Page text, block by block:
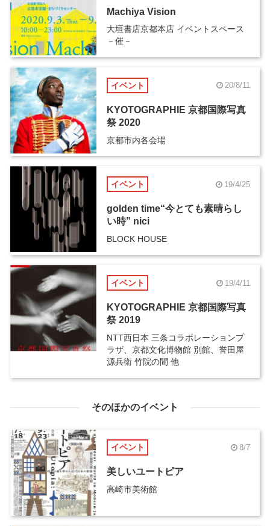
Machiya Vision
大垣書店京都本店 イベントスペース
－催－
イベント 20/8/11
KYOTOGRAPHIE 京都国際写真
祭 2020
京都市内各会場
イベント 19/4/25
golden time“今とても素晴らし
い時” nici
BLOCK HOUSE
イベント 19/4/11
KYOTOGRAPHIE 京都国際写真
祭 2019
NTT西日本 三条コラボレーションプ
ラザ、京都文化博物館 別館、誉田屋
源兵衛 竹院の間 他
そのほかのイベント
イベント 8/7
美しいユートピア
高崎市美術館